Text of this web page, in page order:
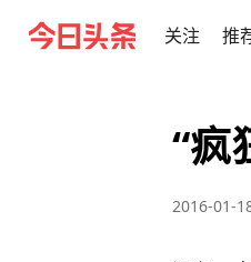
关注 推
“疯
2016-01-